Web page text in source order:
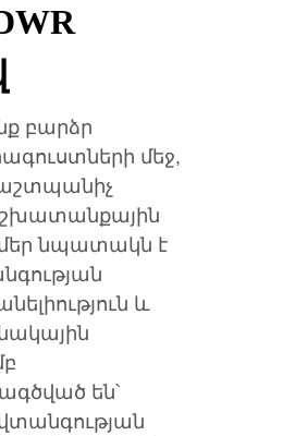
բարձր
մեջ,
նպատակն է
և
են՝